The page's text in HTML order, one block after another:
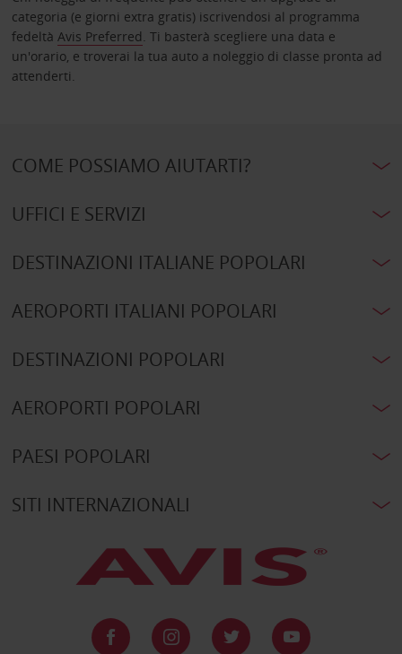
categoria (e giorni extra gratis) iscrivendosi al programma
fedeltà Avis Preferred. Ti basterà scegliere una data e
un'orario, e troverai la tua auto a noleggio di classe pronta ad
attenderti.
COME POSSIAMO AIUTARTI?
UFFICI E SERVIZI
DESTINAZIONI ITALIANE POPOLARI
AEROPORTI ITALIANI POPOLARI
DESTINAZIONI POPOLARI
AEROPORTI POPOLARI
PAESI POPOLARI
SITI INTERNAZIONALI